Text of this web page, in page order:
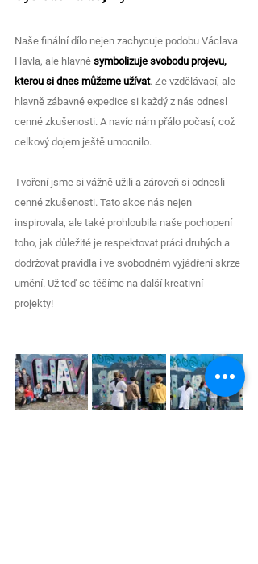
Naše finální dílo nejen zachycuje podobu Václava
Havla, ale hlavně symbolizuje svobodu projevu,
kterou si dnes můžeme užívat. Ze vzdělávací, ale
hlavně zábavné expedice si každý z nás odnesl
cenné zkušenosti. A navíc nám přálo počasí, což
celkový dojem ještě umocnilo.
Tvoření jsme si vážně užili a zároveň si odnesli
cenné zkušenosti. Tato akce nás nejen
inspirovala, ale také prohloubila naše pochopení
toho, jak důležité je respektovat práci druhých a
dodržovat pravidla i ve svobodném vyjádření skrze
umění. Už teď se těšíme na další kreativní
projekty!